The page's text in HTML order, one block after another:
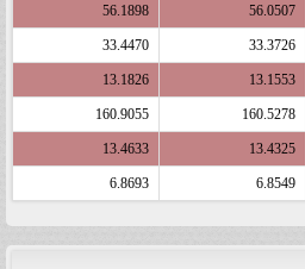
56.0507
56.1898
33.3726
33.4470
13.1553
13.1826
160.5278
160.9055
13.4325
13.4633
6.8549
6.8693